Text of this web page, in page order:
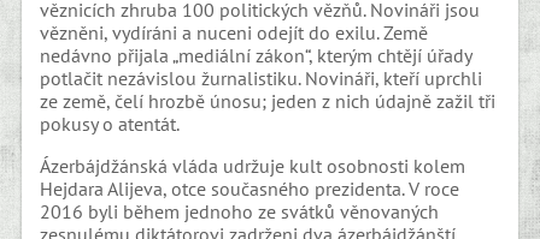
věznicích zhruba 100 politických vězňů. Novináři jsou
vězněni, vydíráni a nuceni odejít do exilu. Země
nedávno přijala „mediální zákon“, kterým chtějí úřady
potlačit nezávislou žurnalistiku. Novináři, kteří uprchli
ze země, čelí hrozbě únosu; jeden z nich údajně zažil tři
pokusy o atentát.
Ázerbájdžánská vláda udržuje kult osobnosti kolem
Hejdara Alijeva, otce současného prezidenta. V roce
2016 byli během jednoho ze svátků věnovaných
zesnulému diktátorovi zadrženi dva ázerbájdžánští